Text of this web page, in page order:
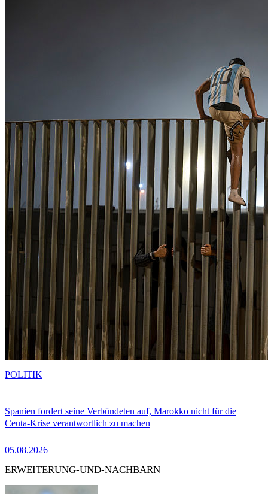
Spanien fordert seine Verbündeten auf, Marokko nicht für die
Ceuta-Krise verantwortlich zu machen
05.08.2026
POLITIK
ERWEITERUNG-UND-NACHBARN